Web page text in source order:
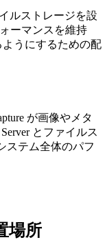
ルストレージを設
ーマンスを維持
うにするための配
が画像やメタ
とファイルス
ステム全体のパフ
場所